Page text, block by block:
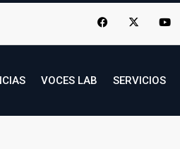
VOCES LAB SERVICIOS